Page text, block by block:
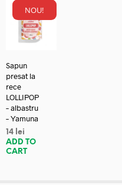
NOU!
Sapun
presat la
rece
LOLLIPOP
– albastru
– Yamuna
14 lei
ADD TO
CART